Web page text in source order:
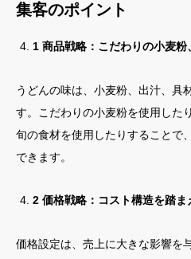
集客のポイント
1 商品戦略：こだわりの小麦
うどんの味は、小麦粉、出汁、具
す。こだわりの小麦粉を使用した
旬の食材を使用したりすることで
できます。
2 価格戦略：コスト構造を踏ま
価格設定は、売上に大きな影響を